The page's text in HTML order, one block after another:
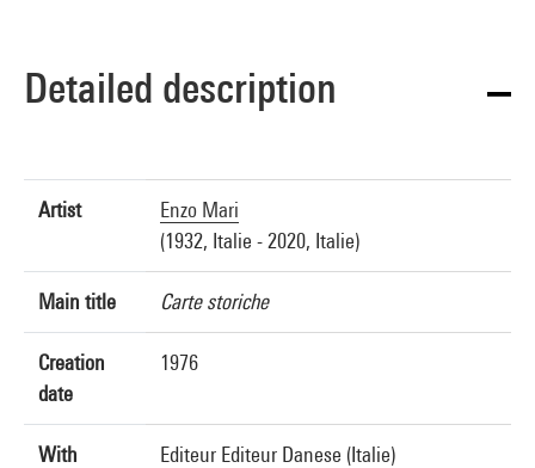
Detailed description
Artist
Enzo Mari
(1932, Italie - 2020, Italie)
Main title Carte storiche
Creation
date
1976
With Editeur Editeur Danese (Italie)